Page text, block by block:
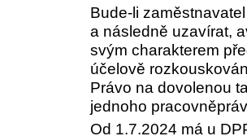
Bude-li
a následně uzavírat,
svým charakterem
účelově
Právo na dovolenou
jednoho
Od 1.7.2024 má u